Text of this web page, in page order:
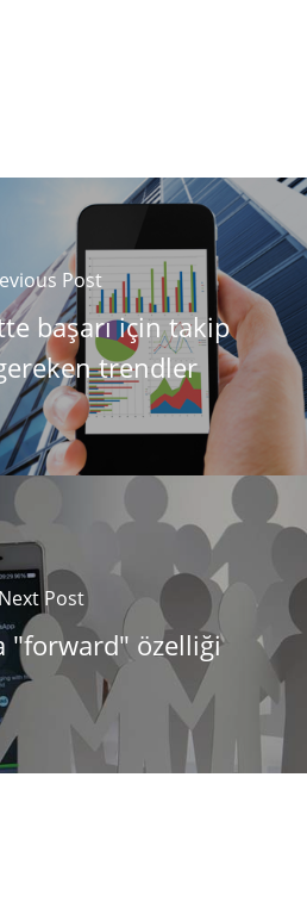
Post
başarı için takip
trendler
Next Post
"forward" özelliği